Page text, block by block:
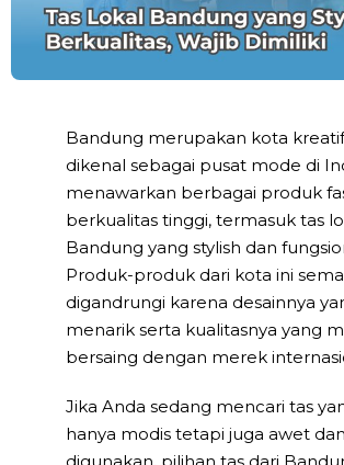
Bandung merupakan kota
dikenal sebagai pusat mode di
menawarkan berbagai produk
berkualitas tinggi, termasuk tas
Bandung yang stylish dan
Produk-produk dari kota ini
digandrungi karena desainnya
menarik serta kualitasnya yang
bersaing dengan merek
Jika Anda sedang mencari tas
hanya modis tetapi juga awet